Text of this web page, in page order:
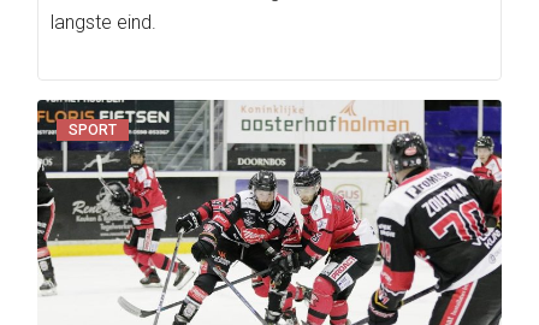
langste eind.
SPORT